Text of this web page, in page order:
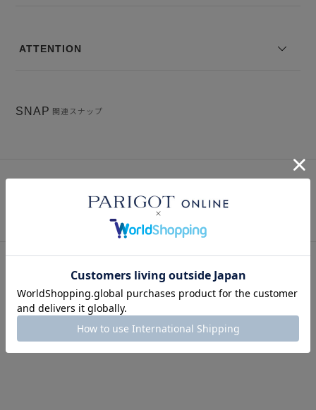
※写真は実際のカラーと若干相違する場合がございます。あらかじめ
ATTENTION
SNAP 関連スナップ
このアイテムを見た人はこの商品もチェックしています